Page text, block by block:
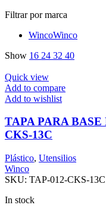
Filtrar por marca
WincoWinco
Show 16 24 32 40
Quick view
Add to compare
Add to wishlist
TAPA PARA BASE
CKS-13C
Plástico, Utensilios
Winco
SKU: TAP-012-CKS-13C
In stock